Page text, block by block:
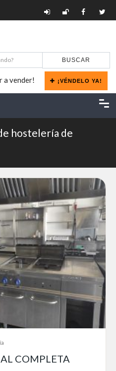
BUSCAR
a vender! ¡VÉNDELO YA!
hostelería de
COMPLETA